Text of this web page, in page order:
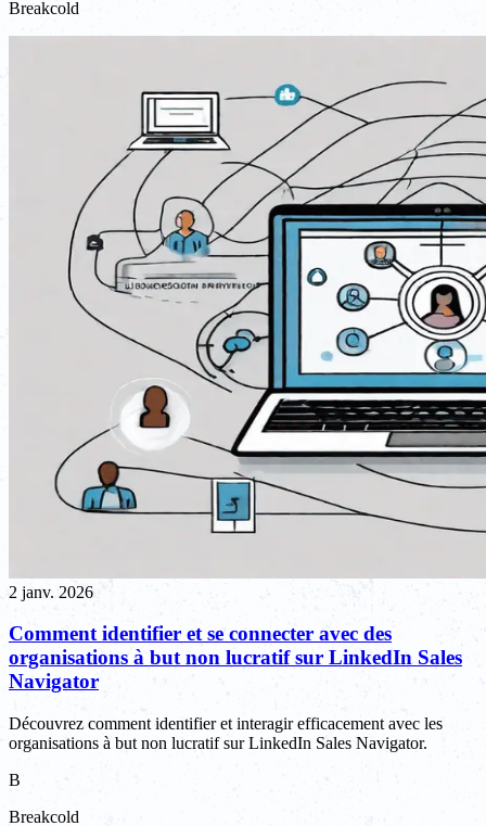
Breakcold
2 janv. 2026
Comment identifier et se connecter avec des
organisations à but non lucratif sur LinkedIn Sales
Navigator
Découvrez comment identifier et interagir efficacement avec les
organisations à but non lucratif sur LinkedIn Sales Navigator.
B
Breakcold